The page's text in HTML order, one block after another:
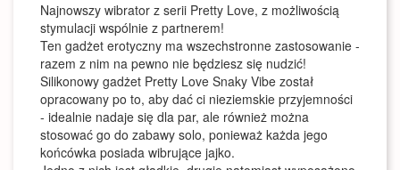
Najnowszy wibrator z serii Pretty Love, z możliwością
stymulacji wspólnie z partnerem!
Ten gadżet erotyczny ma wszechstronne zastosowanie -
razem z nim na pewno nie będziesz się nudzić!
Silikonowy gadżet Pretty Love Snaky Vibe został
opracowany po to, aby dać ci nieziemskie przyjemności
- idealnie nadaje się dla par, ale również można
stosować go do zabawy solo, ponieważ każda jego
końcówka posiada wibrujące jajko.